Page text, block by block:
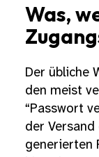
Was,
Der übliche
den meist
“Passwort
der
generierten